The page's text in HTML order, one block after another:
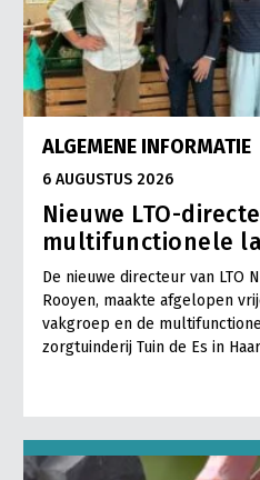
ALGEMENE INFORMATIE
6 AUGUSTUS 2026
Nieuwe LTO-
multifunctionele
De nieuwe directeur van LTO
Rooyen, maakte afgelopen
vakgroep en de
zorgtuinderij Tuin de Es in